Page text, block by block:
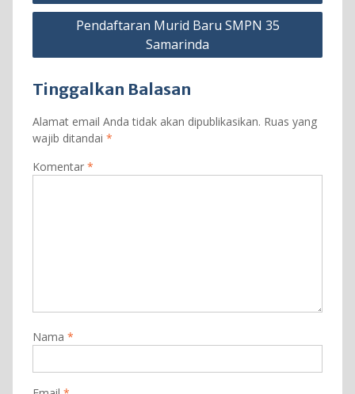
Pendaftaran Murid Baru SMPN 35
Samarinda
Tinggalkan Balasan
Alamat email Anda tidak akan dipublikasikan. Ruas yang
wajib ditandai *
Komentar *
Nama *